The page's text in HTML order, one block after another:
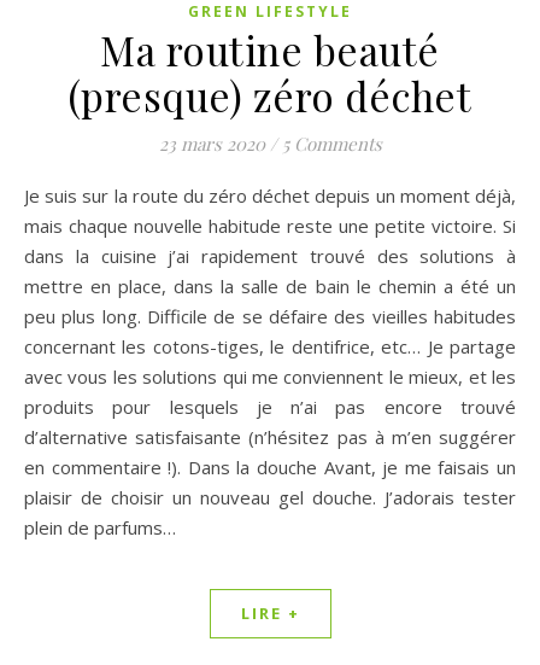
GREEN LIFESTYLE
Ma routine beauté
(presque) zéro déchet
23 mars 2020 / 5 Comments
Je suis sur la route du zéro déchet depuis un moment déjà,
mais chaque nouvelle habitude reste une petite victoire. Si
dans la cuisine j’ai rapidement trouvé des solutions à
mettre en place, dans la salle de bain le chemin a été un
peu plus long. Difficile de se défaire des vieilles habitudes
concernant les cotons-tiges, le dentifrice, etc… Je partage
avec vous les solutions qui me conviennent le mieux, et les
produits pour lesquels je n’ai pas encore trouvé
d’alternative satisfaisante (n’hésitez pas à m’en suggérer
en commentaire !). Dans la douche Avant, je me faisais un
plaisir de choisir un nouveau gel douche. J’adorais tester
plein de parfums…
LIRE +